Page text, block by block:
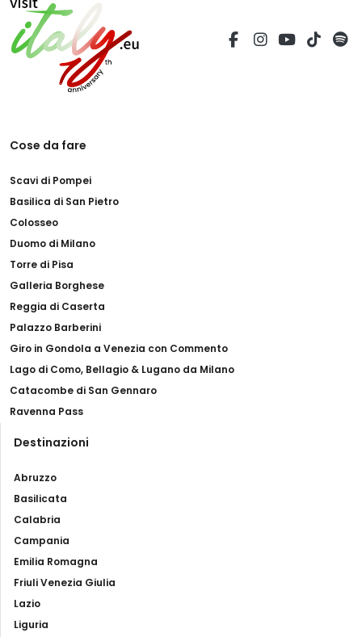
Cose da fare
Scavi di Pompei
Basilica di San Pietro
Colosseo
Duomo di Milano
Torre di Pisa
Galleria Borghese
Reggia di Caserta
Palazzo Barberini
Giro in Gondola a Venezia con Commento
Lago di Como, Bellagio & Lugano da Milano
Catacombe di San Gennaro
Ravenna Pass
Destinazioni
Abruzzo
Basilicata
Calabria
Campania
Emilia Romagna
Friuli Venezia Giulia
Lazio
Liguria